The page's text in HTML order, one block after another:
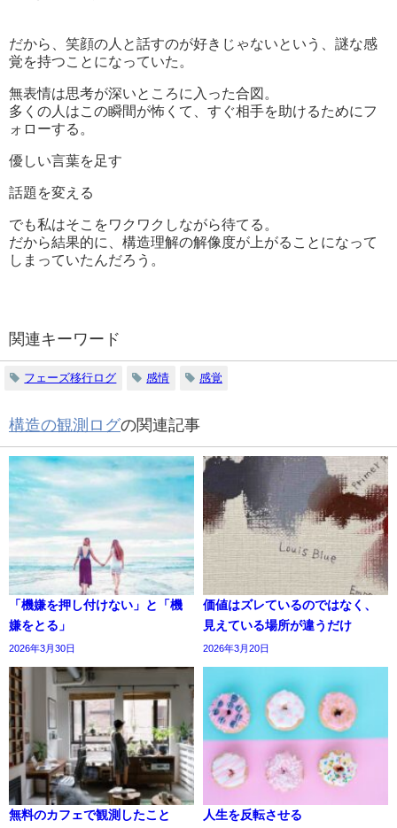
だから、笑顔の人と話すのが好きじゃないという、謎な感
覚を持つことになっていた。
無表情は思考が深いところに入った合図。
多くの人はこの瞬間が怖くて、すぐ相手を助けるためにフ
ォローする。
優しい言葉を足す
話題を変える
でも私はそこをワクワクしながら待てる。
だから結果的に、構造理解の解像度が上がることになって
しまっていたんだろう。
関連キーワード
フェーズ移行ログ 感情 感覚
構造の観測ログの関連記事
「機嫌を押し付けない」と「機
嫌をとる」
2026年3月30日
価値はズレているのではなく、
見えている場所が違うだけ
2026年3月20日
無料のカフェで観測したこと 人生を反転させる